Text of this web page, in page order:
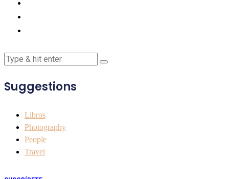
Suggestions
Libros
Photography
People
Travel